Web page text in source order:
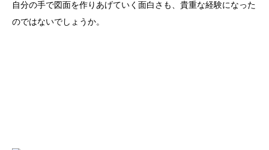
自分の手で図面を作りあげていく面白さも、貴重な経験になった
のではないでしょうか。